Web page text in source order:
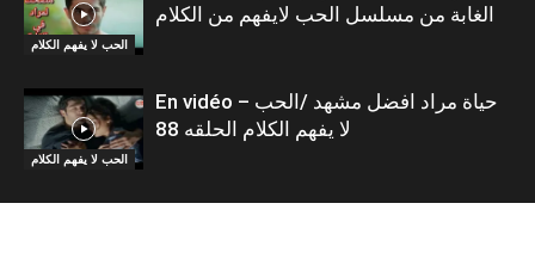
الحب لا يفهم الكلام
الغابة من مسلسل الحب لايفهم من الكلام
الحب لا يفهم الكلام
En vidéo – حياة مراد افضل مشهد /الحب
لا يفهم الكلام الحلقه 88